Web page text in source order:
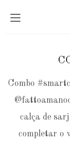
Combo
calça de
completar o